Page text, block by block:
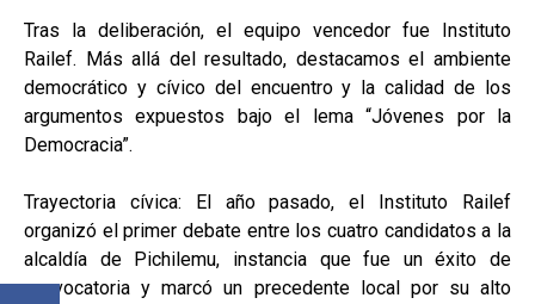
Tras la deliberación, el equipo vencedor fue Instituto
Railef. Más allá del resultado, destacamos el ambiente
democrático y cívico del encuentro y la calidad de los
argumentos expuestos bajo el lema “Jóvenes por la
Democracia”.
Trayectoria cívica: El año pasado, el Instituto Railef
organizó el primer debate entre los cuatro candidatos a la
alcaldía de Pichilemu, instancia que fue un éxito de
convocatoria y marcó un precedente local por su alto